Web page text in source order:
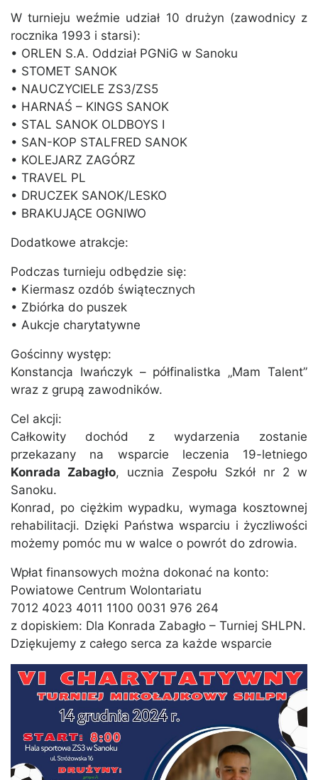
W turnieju weźmie udział 10 drużyn (zawodnicy z
rocznika 1993 i starsi):
• ORLEN S.A. Oddział PGNiG w Sanoku
• STOMET SANOK
• NAUCZYCIELE ZS3/ZS5
• HARNAŚ – KINGS SANOK
• STAL SANOK OLDBOYS I
• SAN-KOP STALFRED SANOK
• KOLEJARZ ZAGÓRZ
• TRAVEL PL
• DRUCZEK SANOK/LESKO
• BRAKUJĄCE OGNIWO
Dodatkowe atrakcje:
Podczas turnieju odbędzie się:
• Kiermasz ozdób świątecznych
• Zbiórka do puszek
• Aukcje charytatywne
Gościnny występ:
Konstancja Iwańczyk – półfinalistka „Mam Talent”
wraz z grupą zawodników.
Cel akcji:
Całkowity dochód z wydarzenia zostanie
przekazany na wsparcie leczenia 19-letniego
Konrada Zabagło, ucznia Zespołu Szkół nr 2 w
Sanoku.
Konrad, po ciężkim wypadku, wymaga kosztownej
rehabilitacji. Dzięki Państwa wsparciu i życzliwości
możemy pomóc mu w walce o powrót do zdrowia.
Wpłat finansowych można dokonać na konto:
Powiatowe Centrum Wolontariatu
7012 4023 4011 1100 0031 976 264
z dopiskiem: Dla Konrada Zabagło – Turniej SHLPN.
Dziękujemy z całego serca za każde wsparcie